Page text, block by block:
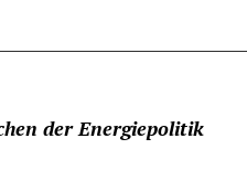
der Energiepolitik